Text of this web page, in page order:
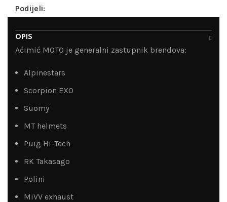
Podijeli:
OPIS
Aćimić MOTO je generalni zastupnik brendova:
Alpinestars
Scorpion EXO
Suomy
MT helmets
Puig Hi-Tech
RK Takasago
Polini
MiVV exhaust